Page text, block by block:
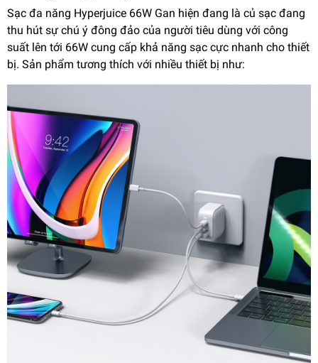
Sạc đa năng Hyperjuice 66W Gan hiện đang là củ sạc đang
thu hút sự chú ý đông đảo của người tiêu dùng với công
suất lên tới 66W cung cấp khả năng sạc cực nhanh cho thiết
bị. Sản phẩm tương thích với nhiều thiết bị như: